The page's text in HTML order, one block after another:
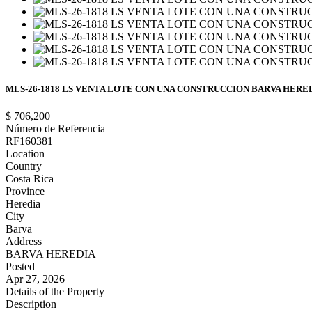
MLS-26-1818 LS VENTA LOTE CON UNA CONSTRUCCION BARVA
$ 706,200
Número de Referencia
RF160381
Location
Country
Costa Rica
Province
Heredia
City
Barva
Address
BARVA HEREDIA
Posted
Apr 27, 2026
Details of the Property
Description